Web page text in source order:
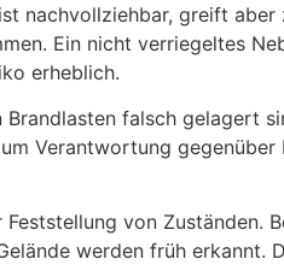
nachvollziehbar, greift
Ein nicht verriegeltes
erheblich.
falsch gelagert
Verantwortung
von Zuständen.
werden früh erkannt.